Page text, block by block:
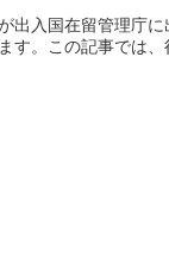
出入国在留管理庁
す。この記事では